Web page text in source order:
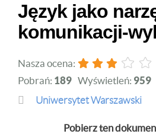
Język jako
komunikacji-
Nasza ocena:
Pobrań: 189 Wyświetleń: 959
Uniwersytet Warszawski
Pobierz ten